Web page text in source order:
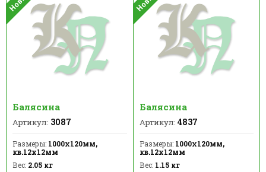
Балясина
Артикул: 3087
Размеры: 1000х120мм,
кв.12х12мм
Вес: 2.05 кг
Балясина
Артикул: 4837
Размеры:1000х120мм,
кв.12х12мм
Вес:1.15 кг